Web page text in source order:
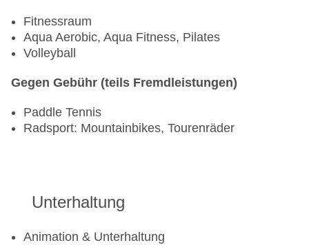
Fitnessraum
Aqua Aerobic, Aqua Fitness, Pilates
Volleyball
Gegen Gebühr (teils Fremdleistungen)
Paddle Tennis
Radsport: Mountainbikes, Tourenräder
Unterhaltung
Animation & Unterhaltung